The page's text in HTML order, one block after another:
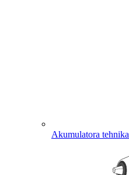
Akumulatora tehnika